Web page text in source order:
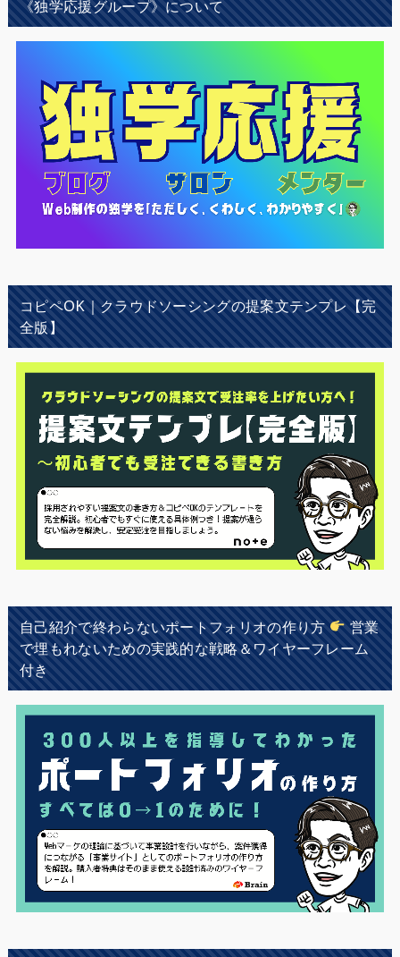
《独学応援グループ》について
コピペOK｜クラウドソーシングの提案文テンプレ【完
全版】
自己紹介で終わらないポートフォリオの作り方
営業
で埋もれないための実践的な戦略＆ワイヤーフレーム
付き